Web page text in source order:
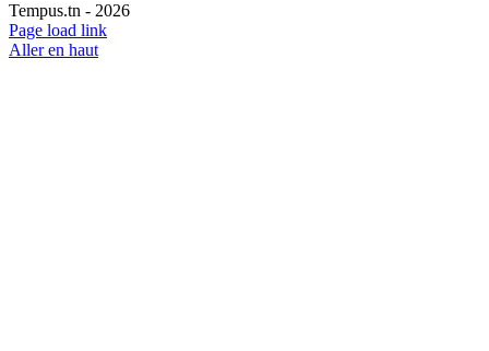
Tempus.tn - 2026
Page load link
Aller en haut